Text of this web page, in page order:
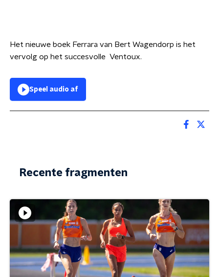
Het nieuwe boek Ferrara van Bert Wagendorp is het
vervolg op het succesvolle Ventoux.
Speel audio af
Recente fragmenten